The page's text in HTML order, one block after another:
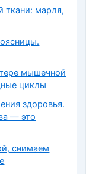
ткани: марля,
мышечной
циклы
здоровья.
— это
снимаем